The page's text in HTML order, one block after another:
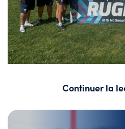
Continuer la